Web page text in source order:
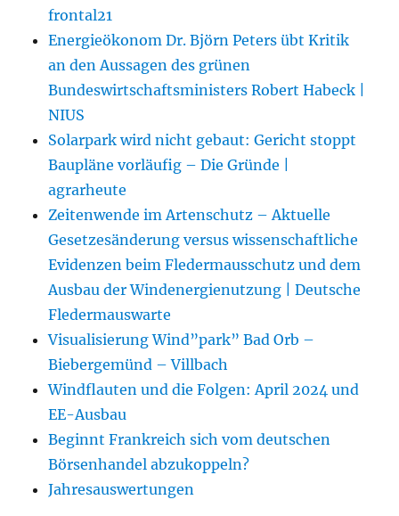
frontal21
Energieökonom Dr. Björn Peters übt Kritik
an den Aussagen des grünen
Bundeswirtschaftsministers Robert Habeck |
NIUS
Solarpark wird nicht gebaut: Gericht stoppt
Baupläne vorläufig – Die Gründe |
agrarheute
Zeitenwende im Artenschutz – Aktuelle
Gesetzesänderung versus wissenschaftliche
Evidenzen beim Fledermausschutz und dem
Ausbau der Windenergienutzung | Deutsche
Fledermauswarte
Visualisierung Wind”park” Bad Orb –
Biebergemünd – Villbach
Windflauten und die Folgen: April 2024 und
EE-Ausbau
Beginnt Frankreich sich vom deutschen
Börsenhandel abzukoppeln?
Jahresauswertungen